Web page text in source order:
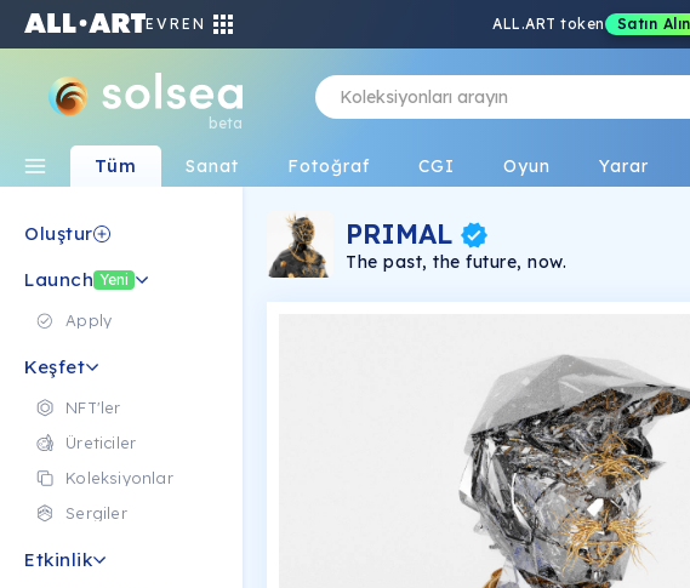
EVREN ALL.ART token Satın Alın
beta
Tüm Sanat Fotoğraf CGI Oyun Yarar
Oluştur
Launch Yeni
Apply
Keşfet
NFT'ler
Üreticiler
Koleksiyonlar
Sergiler
Etkinlik
PRIMAL
The past, the future, now.